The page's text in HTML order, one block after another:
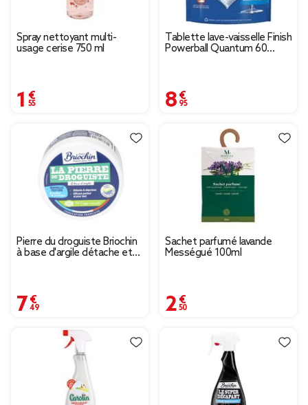
Spray nettoyant multi-
usage cerise 750 ml
1,55 €
Tablette lave-vaisselle Finish
Powerball Quantum 60
8,95 €
Pierre du droguiste Briochin
à base d'argile détache et
7,49 €
Sachet parfumé lavande
Mességué 100ml
2,50 €